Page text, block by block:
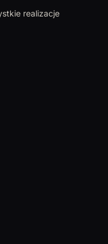
realizacje